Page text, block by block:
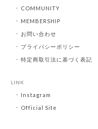
COMMUNITY
MEMBERSHIP
お問い合わせ
プライバシーポリシー
特定商取引法に基づく表記
LINK
Instagram
Official Site